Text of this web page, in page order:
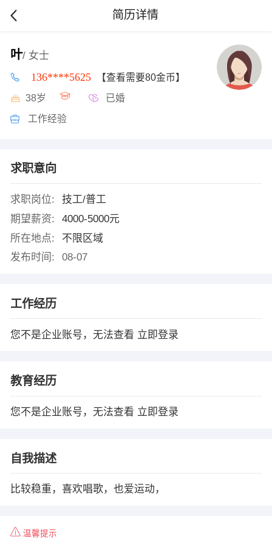
简历详情
叶/ 女士
136****5625 【查看需要80金币】
38岁 已婚
工作经验
求职意向
求职岗位:
技工/普工
期望薪资:
4000-5000元
所在地点:
不限区域
发布时间:
08-07
工作经历
您不是企业账号，无法查看 立即登录
教育经历
您不是企业账号，无法查看 立即登录
自我描述
比较稳重，喜欢唱歌，也爱运动，
温馨提示